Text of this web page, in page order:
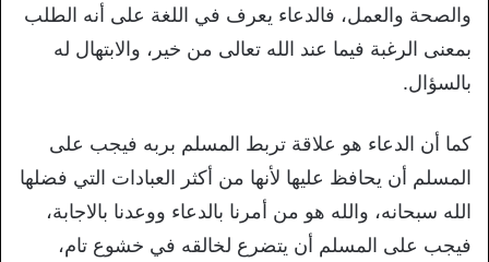
والصحة والعمل، فالدعاء يعرف في اللغة على أنه الطلب
بمعنى الرغبة فيما عند الله تعالى من خير، والابتهال له
بالسؤال.
كما أن الدعاء هو علاقة تربط المسلم بربه فيجب على
المسلم أن يحافظ عليها لأنها من أكثر العبادات التي فضلها
الله سبحانه، والله هو من أمرنا بالدعاء ووعدنا بالاجابة،
فيجب على المسلم أن يتضرع لخالقه في خشوع تام،